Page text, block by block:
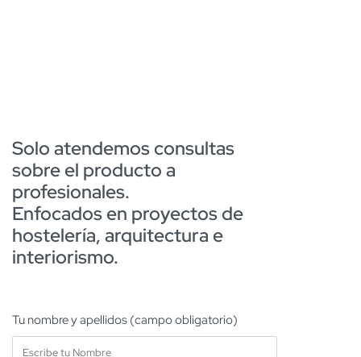
Solo atendemos consultas
sobre el producto a
profesionales.
Enfocados en proyectos de
hostelería, arquitectura e
interiorismo.
Tu nombre y apellidos (campo obligatorio)